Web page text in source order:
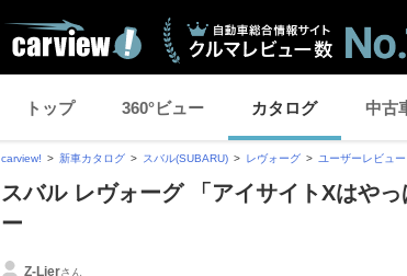
トップ 360°ビュー カタログ 中古
carview! 新車カタログ スバル(SUBARU) レヴォーグ ユーザーレビュ
スバル レヴォーグ 「アイサイトXはや
ー
Z-Lierさん